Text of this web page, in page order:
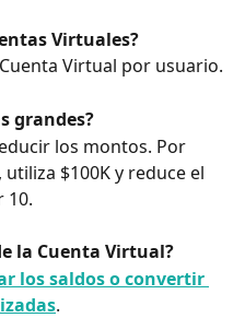
Virtuales?
Virtual por usuario.
grandes?
los montos. Por
$100K y reduce el
10.
la Cuenta Virtual?
los saldos o convertir
.